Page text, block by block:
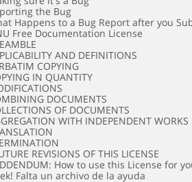
the Bug
Happens to a Bug Report after you
Free Documentation License
AND DEFINITIONS
COPYING
IN QUANTITY
DOCUMENTS
OF DOCUMENTS
WITH INDEPENDENT WORKS
REVISIONS OF THIS LICENSE
How to use this License for
Falta un archivo de la ayuda